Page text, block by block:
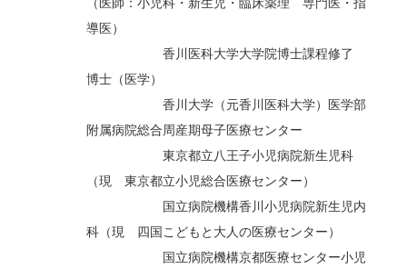
（医師：小児科・新生児・臨床薬理 専門医・指
導医）
香川医科大学大学院博士課程修了
博士（医学）
香川大学（元香川医科大学）医学部
附属病院総合周産期母子医療センター
東京都立八王子小児病院新生児科
（現 東京都立小児総合医療センター）
国立病院機構香川小児病院新生児内
科（現 四国こどもと大人の医療センター）
国立病院機構京都医療センター小児